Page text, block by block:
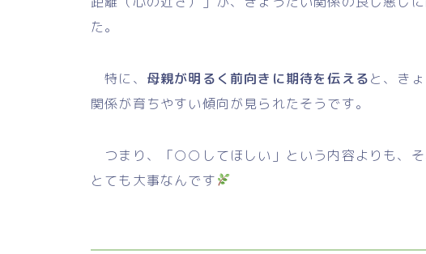
た。
特に、 母親が明るく前向きに期待を伝えると、き
関係が育ちやすい傾向が見られたそうです。
つまり、「○○してほしい」という内容よりも、そ
とても大事なんです